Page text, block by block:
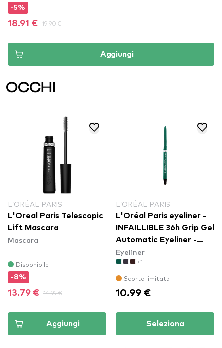
-5%
18.91 € 19.90 €
Aggiungi
OCCHI
L’ORÉAL PARIS
L'Oreal Paris Telescopic
Lift Mascara
Mascara
Disponibile
-8%
13.79 € 14.99 €
Aggiungi
L’ORÉAL PARIS
L'Oréal Paris eyeliner -
INFAILLIBLE 36h Grip Gel
Automatic Eyeliner -
Emerald Green
Eyeliner
+1
Scorta limitata
10.99 €
Seleziona